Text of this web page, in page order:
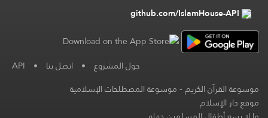
github.com/IslamHouse-API
حول المشروع • اتصل بنا •
API
موسوعة القرآن الكريم-موسوعة المصطلحات الإسلامية
موقع دار الإسلام